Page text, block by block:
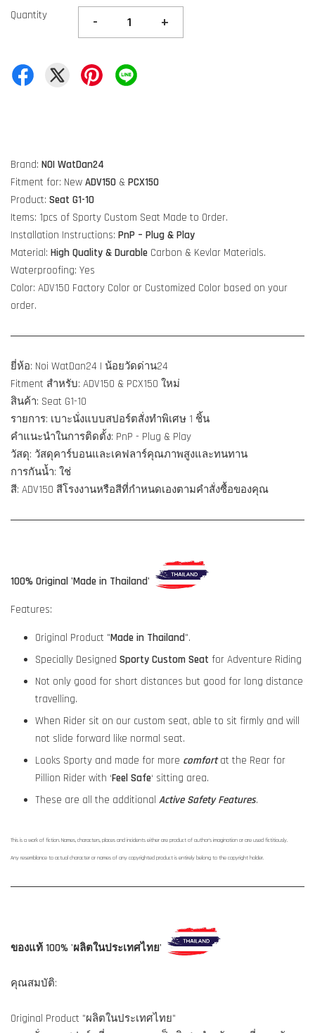
Quantity - +
Brand: NOI WatDan24
Fitment for: New ADV150 & PCX150
Product: Seat G1-10
Items: 1pcs of Sporty Custom Seat Made to Order.
Installation Instructions: PnP – Plug & Play
Material: High Quality & Durable Carbon & Kevlar Materials.
Waterproofing: Yes
Color: ADV150 Factory Color or Customized Color based on your
order.
ยี่ห้อ: Noi WatDan24 | น้อยวัดด่าน24
Fitment สำหรับ: ADV150 & PCX150 ใหม่
สินค้า: Seat G1-10
รายการ: เบาะนั่งแบบสปอร์ตสั่งทำพิเศษ 1 ชิ้น
คำแนะนำในการติดตั้ง: PnP - Plug & Play
วัสดุ: วัสดุคาร์บอนและเคฟลาร์คุณภาพสูงและทนทาน
การกันน้ำ: ใช่
สี: ADV150 สีโรงงานหรือสีที่กำหนดเองตามคำสั่งซื้อของคุณ
100% Original 'Made in Thailand'
Features:
Original Product "Made in Thailand".
Specially Designed Sporty Custom Seat for Adventure Riding
Not only good for short distances but good for long distance
travelling.
When Rider sit on our custom seat, able to sit firmly and will
not slide forward like normal seat.
Looks Sporty and made for more comfort at the Rear for
Pillion Rider with ‘Feel Safe‘ sitting area.
These are all the additional Active Safety Features.
This is a work of fiction. Names, characters, places and incidents either are product of author's imagination or are used fictitiously.
Any resemblance to actual character or names of any copyrighted product is entirely belong to the copyright holder.
ของแท้ 100% 'ผลิตในประเทศไทย'
คุณสมบัติ:
Original Product "ผลิตในประเทศไทย"